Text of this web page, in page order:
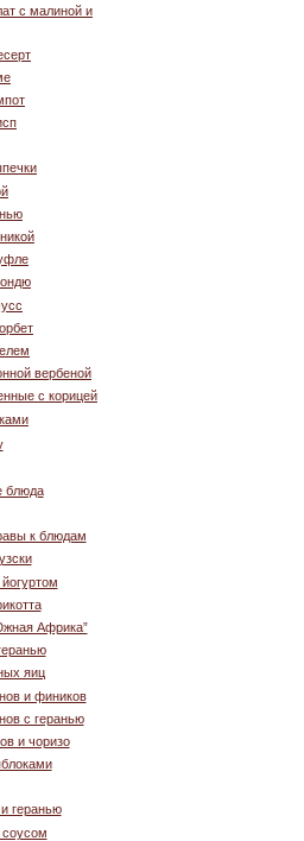
с малиной и
вербеной
с корицей
блюда
к блюдам
Африка”
яиц
и фиников
с геранью
и чоризо
геранью